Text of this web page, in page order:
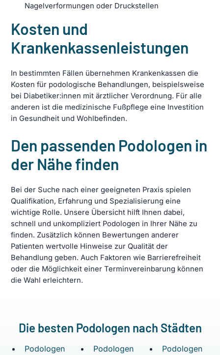
Nagelverformungen oder Druckstellen
Kosten und
Krankenkassenleistungen
In bestimmten Fällen übernehmen Krankenkassen die
Kosten für podologische Behandlungen, beispielsweise
bei Diabetiker:innen mit ärztlicher Verordnung. Für alle
anderen ist die medizinische Fußpflege eine Investition
in Gesundheit und Wohlbefinden.
Den passenden Podologen in
der Nähe finden
Bei der Suche nach einer geeigneten Praxis spielen
Qualifikation, Erfahrung und Spezialisierung eine
wichtige Rolle. Unsere Übersicht hilft Ihnen dabei,
schnell und unkompliziert Podologen in Ihrer Nähe zu
finden. Zusätzlich können Bewertungen anderer
Patienten wertvolle Hinweise zur Qualität der
Behandlung geben. Auch Faktoren wie Barrierefreiheit
oder die Möglichkeit einer Terminvereinbarung können
die Wahl erleichtern.
Die besten Podologen nach Städten
Podologen
Podologen
Podologen